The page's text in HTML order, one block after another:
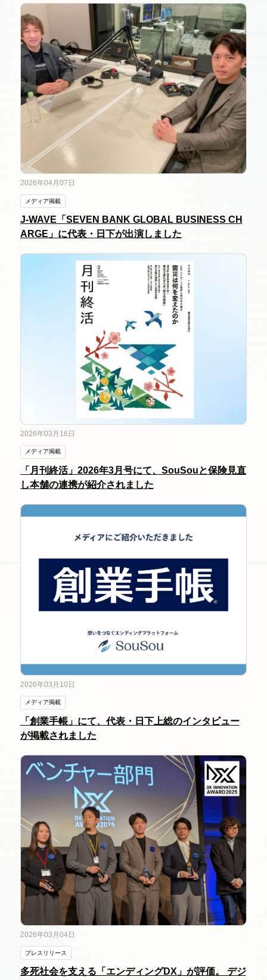
2026年04月07日
メディア掲載
J-WAVE「SEVEN BANK GLOBAL BUSINESS CH
ARGE」に代表・日下が出演しました
2026年03月16日
メディア掲載
「月刊終活」2026年3月号にて、SouSouと保険見直
し本舗の連携が紹介されました
2026年03月10日
メディア掲載
「創業手帳」にて、代表・日下上総のインタビュー
が掲載されました
2026年03月04日
プレスリリース
多死社会を支える「エンディングDX」が評価。 デジ